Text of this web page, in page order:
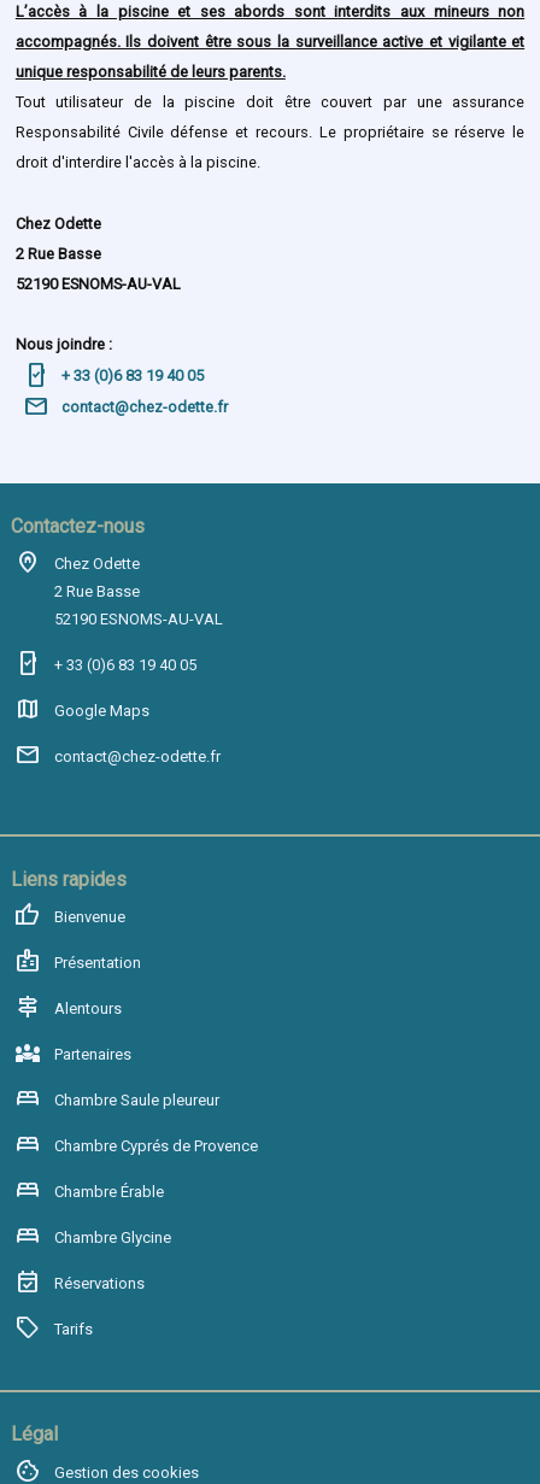
L’accès à la piscine et ses abords sont interdits aux mineurs non
accompagnés. Ils doivent être sous la surveillance active et vigilante et
unique responsabilité de leurs parents.
Tout utilisateur de la piscine doit être couvert par une assurance
Responsabilité Civile défense et recours. Le propriétaire se réserve le
droit d'interdire l'accès à la piscine.
Chez Odette
2 Rue Basse
52190 ESNOMS-AU-VAL
Nous joindre :
mobile_friendly + 33 (0)6 83 19 40 05
mail contact@chez-odette.fr
Contactez-nous
home_pin
Chez Odette
2 Rue Basse
52190 ESNOMS-AU-VAL
mobile_friendly + 33 (0)6 83 19 40 05
map Google Maps
mail contact@chez-odette.fr
Liens rapides
thumb_up Bienvenue
badge Présentation
signpost Alentours
diversity_3 Partenaires
bed Chambre Saule pleureur
bed Chambre Cyprés de Provence
bed Chambre Érable
bed Chambre Glycine
event_available Réservations
sell Tarifs
Légal
cookie Gestion des cookies